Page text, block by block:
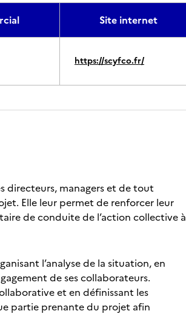
Site internet
https://scyfco.fr/
directeurs, managers et de tout
Elle leur permet de renforcer leur
de conduite de l’action collective à
l’analyse de la situation, en
de ses collaborateurs.
et en définissant les
partie prenante du projet afin